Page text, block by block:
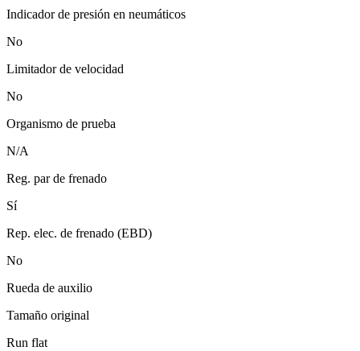
Indicador de presión en neumáticos
No
Limitador de velocidad
No
Organismo de prueba
N/A
Reg. par de frenado
Sí
Rep. elec. de frenado (EBD)
No
Rueda de auxilio
Tamaño original
Run flat